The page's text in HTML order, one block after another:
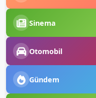
Sinema
Otomobil
Gündem